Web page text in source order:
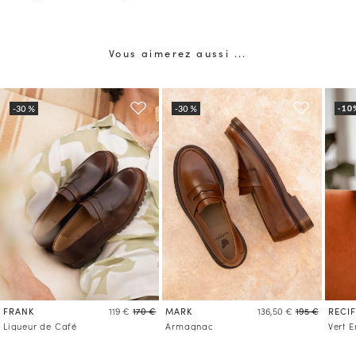
Vous aimerez aussi ...
FRANK 119 € 170 €
Liqueur de Café
MARK 136,50 € 195 €
Armagnac
Vert